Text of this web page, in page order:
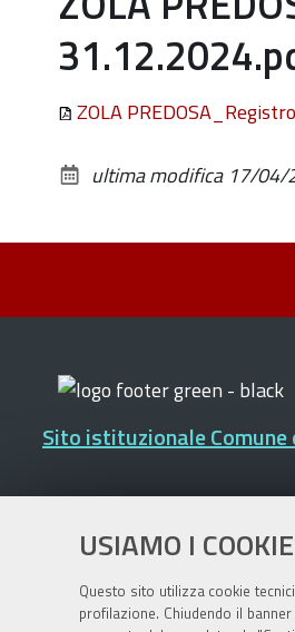
USIAMO I
Questo sito utilizza cookie
profilazione. Chiudendo il
ZOLA
ultima modifica 17/04/
Sito istituzionale Comune
Privacy policy| DPO|